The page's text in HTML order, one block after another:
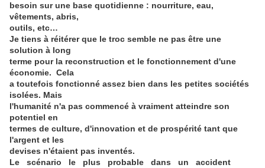
besoin sur une base quotidienne : nourriture, eau,
vêtements, abris,
outils, etc…
Je tiens à réitérer que le troc semble ne pas être une
solution à long
terme pour la reconstruction et le fonctionnement d'une
économie. Cela
a toutefois fonctionné assez bien dans les petites sociétés
isolées. Mais
l'humanité n'a pas commencé à vraiment atteindre son
potentiel en
termes de culture, d'innovation et de prospérité tant que
l'argent et les
devises n'étaient pas inventés.
Le scénario le plus probable dans un accident